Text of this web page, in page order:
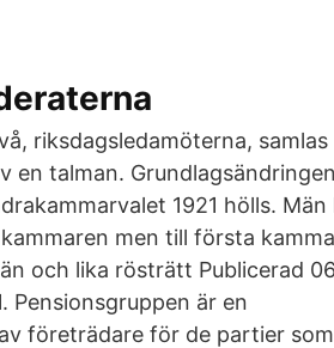
riksdagsledamöterna, samlas
en talman.
1921 hölls. Män
men till första
och lika rösträtt Publicerad 06
Pensionsgruppen är en
företrädare för de partier